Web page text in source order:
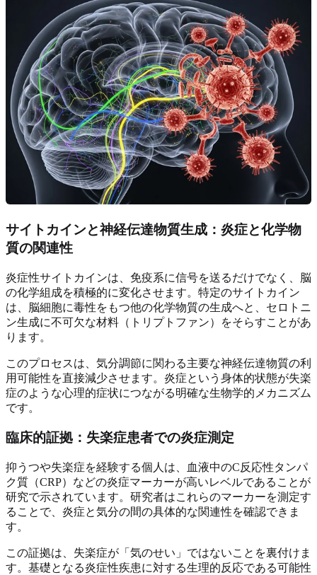
サイトカインと神経伝達物質生成：炎症と化学物
質の関連性
炎症性サイトカインは、免疫系に信号を送るだけでなく、脳
の化学組成を積極的に変化させます。特定のサイトカイン
は、脳細胞に毒性をもつ他の化学物質の生成へと、セロトニ
ン生成に不可欠な材料（トリプトファン）をそらすことがあ
ります。
このプロセスは、気分調節に関わる主要な神経伝達物質の利
用可能性を直接減少させます。炎症という身体的状態が失楽
症のような心理的症状につながる明確な生物学的メカニズム
です。
臨床的証拠：失楽症患者での炎症測定
抑うつや失楽症を経験する個人は、血液中のC反応性タンパ
ク質（CRP）などの炎症マーカーが高いレベルであることが
研究で示されています。研究者はこれらのマーカーを測定す
ることで、炎症と気分の間の具体的な関連性を確認できま
す。
この証拠は、失楽症が「気のせい」ではないことを裏付けま
す。基礎となる炎症性疾患に対する生理的反応である可能性